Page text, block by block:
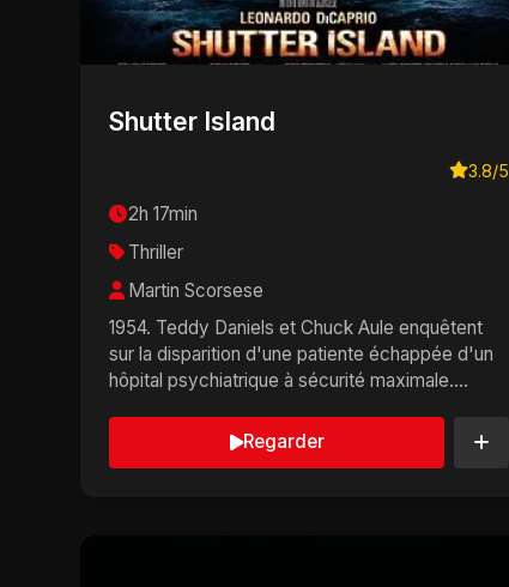
Shutter Island
3.8/5
2h 17min
Thriller
Martin Scorsese
1954. Teddy Daniels et Chuck Aule enquêtent
sur la disparition d'une patiente échappée d'un
hôpital psychiatrique à sécurité maximale.
Regarder